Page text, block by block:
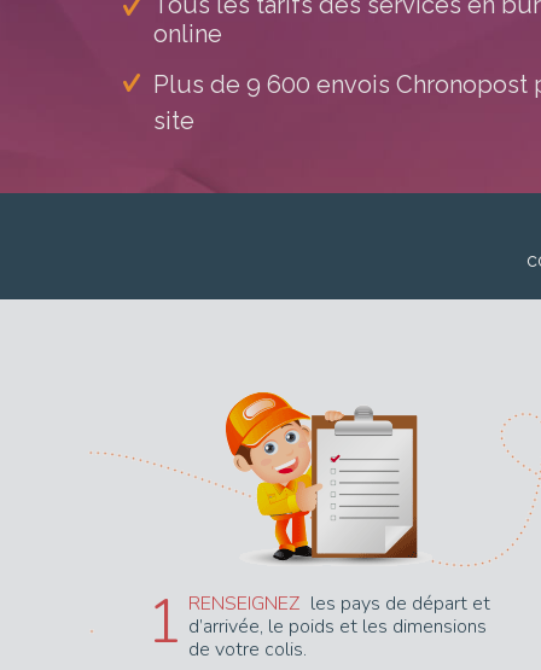
online
Plus de 9 600 envois Chronopost
site
1 RENSEIGNEZ les pays de départ et
d’arrivée, le poids et les dimensions
de votre colis.